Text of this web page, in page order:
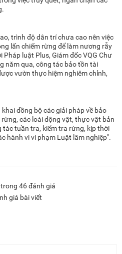
trình độ dân trí chưa cao nên việc
lấn chiếm rừng để làm nương rẫy
Pháp luật Plus, Giám đốc VQG Chư
năm qua, công tác bảo tồn tài
vườn thực hiệm nghiêm chỉnh,
đồng bộ các giải pháp về bảo
các loài động vật, thực vật bản
tác tuần tra, kiểm tra rừng, kịp thời
hành vi vi phạm Luật lâm nghiệp".
trong 46đánh giá
giá bài viết